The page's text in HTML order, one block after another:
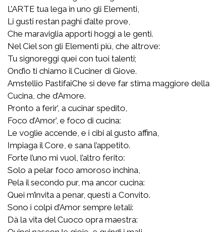
L’ARTE tua lega in uno gli Elementi,
Li gusti restan paghi d’alte prove,
Che maraviglia apporti hoggi a le genti.
Nel Ciel son gli Elementi più, che altrove:
Tu signoreggi quei con tuoi talenti;
Ond’io ti chiamo il Cuciner di Giove.
Amstellio PastifaiChe si deve far stima maggiore della
Cucina, che d’Amore.
Pronto a ferir’, a cucinar spedito,
Foco d’Amor’, e foco di cucina:
Le voglie accende, e i cibi al gusto affina,
Impiaga il Core, e sana l’appetito.
Forte l’uno mi vuol, l’altro ferito:
Solo a pelar foco amoroso inchina,
Pela il secondo pur, ma ancor cucina:
Quei m’invita a penar, questi a Convito.
Sono i colpi d’Amor sempre letali:
Dà la vita del Cuoco opra maestra: